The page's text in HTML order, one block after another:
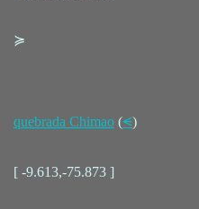
≽
quebrada Chimao (⪪)
[ -9.613,-75.873 ]